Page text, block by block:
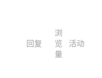
回复
浏
览
量
活动